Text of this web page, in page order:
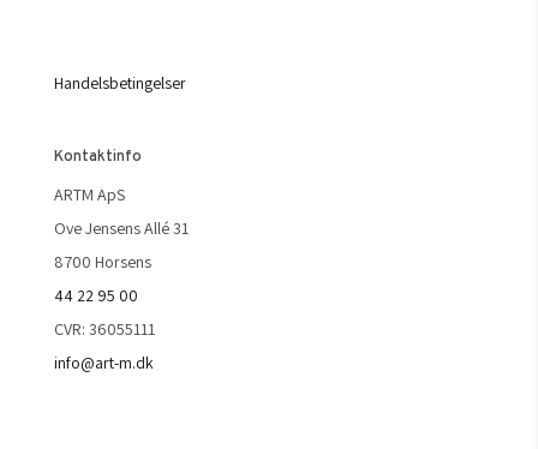
Handelsbetingelser
Kontaktinfo
ARTM ApS
Ove Jensens Allé 31
8700 Horsens
44 22 95 00
CVR: 36055111
info@art-m.dk